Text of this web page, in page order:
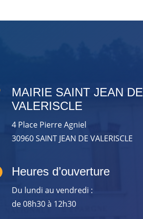
MAIRIE SAINT JEAN DE
VALERISCLE
4 Place Pierre Agniel
30960 SAINT JEAN DE VALERISCLE
Heures d’ouverture
Du lundi au vendredi :
de 08h30 à 12h30